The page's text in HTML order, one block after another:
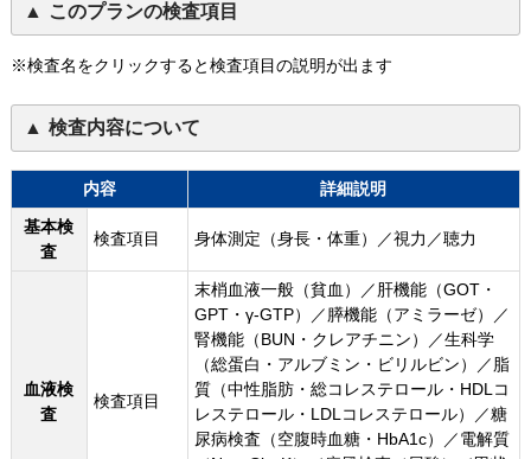
このプランの検査項目
※検査名をクリックすると検査項目の説明が出ます
検査内容について
内容
詳細説明
基本検
査
検査項目 身体測定（身長・体重）／視力／聴力
血液検
査
検査項目
末梢血液一般（貧血）／肝機能（GOT・
GPT・γ-GTP）／膵機能（アミラーゼ）／
腎機能（BUN・クレアチニン）／生科学
（総蛋白・アルブミン・ビリルビン）／脂
質（中性脂肪・総コレステロール・HDLコ
レステロール・LDLコレステロール）／糖
尿病検査（空腹時血糖・HbA1c）／電解質